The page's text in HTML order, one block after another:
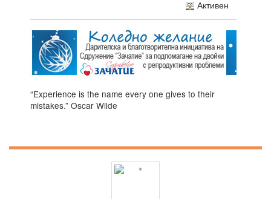
Активен
“Experience is the name every one gives to their
mistakes.” Oscar Wilde